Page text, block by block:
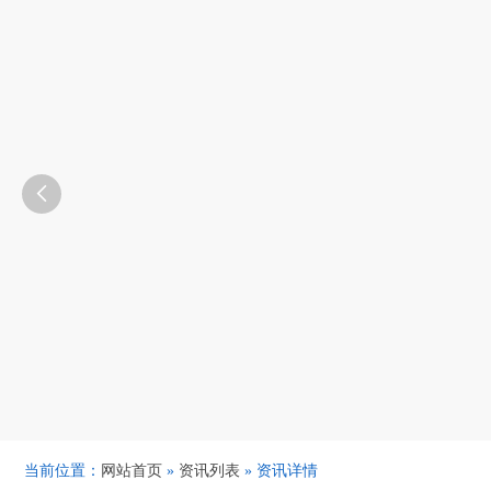

当前位置： 网站首页 » 资讯列表 » 资讯详情